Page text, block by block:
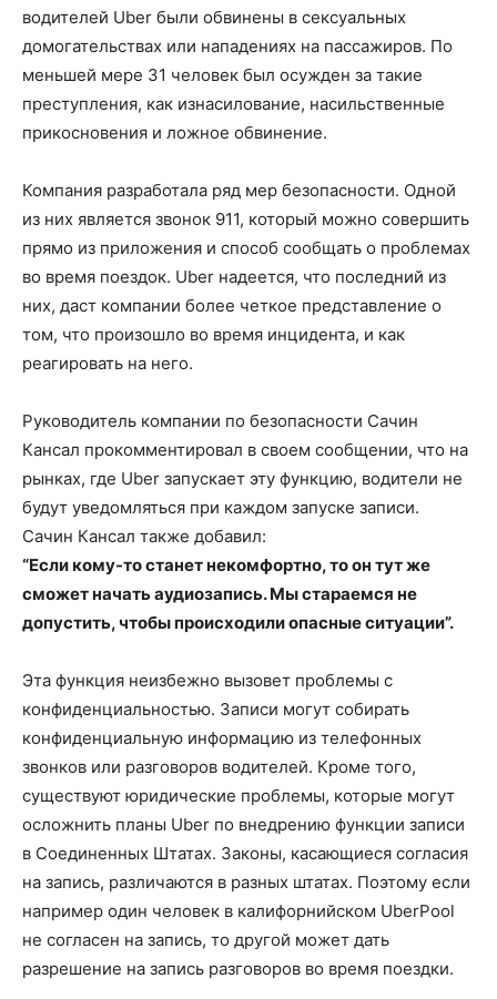
водителей Uber были обвинены в сексуальных
домогательствах или нападениях на пассажиров. По
меньшей мере 31 человек был осужден за такие
преступления, как изнасилование, насильственные
прикосновения и ложное обвинение.
Компания разработала ряд мер безопасности. Одной
из них является звонок 911, который можно совершить
прямо из приложения и способ сообщать о проблемах
во время поездок. Uber надеется, что последний из
них, даст компании более четкое представление о
том, что произошло во время инцидента, и как
реагировать на него.
Руководитель компании по безопасности Сачин
Кансал прокомментировал в своем сообщении, что на
рынках, где Uber запускает эту функцию, водители не
будут уведомляться при каждом запуске записи.
Сачин Кансал также добавил:
“Если кому-то станет некомфортно, то он тут же
сможет начать аудиозапись. Мы стараемся не
допустить, чтобы происходили опасные ситуации”.
Эта функция неизбежно вызовет проблемы с
конфиденциальностью. Записи могут собирать
конфиденциальную информацию из телефонных
звонков или разговоров водителей. Кроме того,
существуют юридические проблемы, которые могут
осложнить планы Uber по внедрению функции записи
в Соединенных Штатах. Законы, касающиеся согласия
на запись, различаются в разных штатах. Поэтому если
например один человек в калифорнийском UberPool
не согласен на запись, то другой может дать
разрешение на запись разговоров во время поездки.